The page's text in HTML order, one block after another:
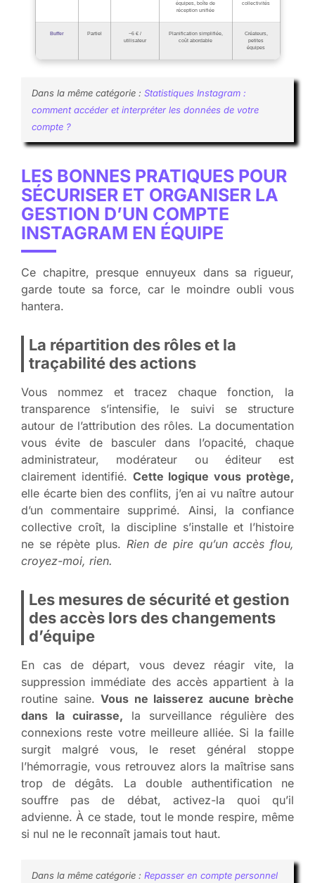
équipes, boîte de
réception unifiée
collectivités
Buffer Partiel
~6 € /
utilisateur
Planification simplifiée,
coût abordable
Créateurs,
petites
équipes
Dans la même catégorie : Statistiques Instagram :
comment accéder et interpréter les données de votre
compte ?
LES BONNES PRATIQUES POUR
SÉCURISER ET ORGANISER LA
GESTION D’UN COMPTE
INSTAGRAM EN ÉQUIPE
Ce chapitre, presque ennuyeux dans sa rigueur,
garde toute sa force, car le moindre oubli vous
hantera.
La répartition des rôles et la
traçabilité des actions
Vous nommez et tracez chaque fonction, la
transparence s’intensifie, le suivi se structure
autour de l’attribution des rôles. La documentation
vous évite de basculer dans l’opacité, chaque
administrateur, modérateur ou éditeur est
clairement identifié. Cette logique vous protège,
elle écarte bien des conflits, j’en ai vu naître autour
d’un commentaire supprimé. Ainsi, la confiance
collective croît, la discipline s’installe et l’histoire
ne se répète plus. Rien de pire qu’un accès flou,
croyez-moi, rien.
Les mesures de sécurité et gestion
des accès lors des changements
d’équipe
En cas de départ, vous devez réagir vite, la
suppression immédiate des accès appartient à la
routine saine. Vous ne laisserez aucune brèche
dans la cuirasse, la surveillance régulière des
connexions reste votre meilleure alliée. Si la faille
surgit malgré vous, le reset général stoppe
l’hémorragie, vous retrouvez alors la maîtrise sans
trop de dégâts. La double authentification ne
souffre pas de débat, activez-la quoi qu’il
advienne. À ce stade, tout le monde respire, même
si nul ne le reconnaît jamais tout haut.
Dans la même catégorie : Repasser en compte personnel